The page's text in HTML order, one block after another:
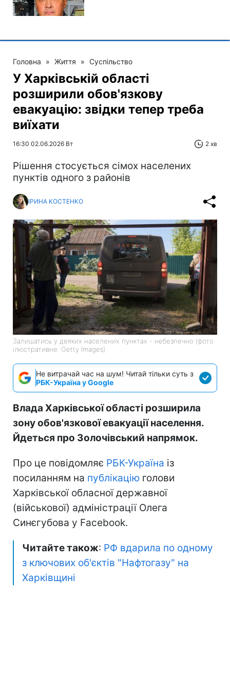
Головна » Життя » Суспільство
У Харківській області
розширили обов'язкову
евакуацію: звідки тепер треба
виїхати
16:30 02.06.2026 Вт 2 хв
Рішення стосується сімох населених
пунктів одного з районів
ІРИНА КОСТЕНКО
Залишатись у деяких населених пунктах - небезпечно (фото
ілюстративне: Getty Images)
Не витрачай час на шум! Читай тільки суть з
РБК-Україна у Google
Влада Харківської області розширила
зону обов'язкової евакуації населення.
Йдеться про Золочівський напрямок.
Про це повідомляє РБК-Україна із
посиланням на публікацію голови
Харківської обласної державної
(військової) адміністрації Олега
Синєгубова у Facebook.
Читайте також: РФ вдарила по одному
з ключових об'єктів "Нафтогазу" на
Харківщині